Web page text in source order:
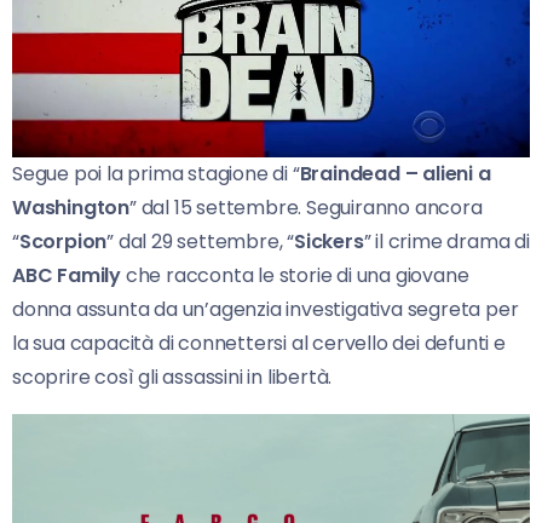
Segue poi la prima stagione di “Braindead – alieni a
Washington” dal 15 settembre. Seguiranno ancora
“Scorpion” dal 29 settembre, “Sickers” il crime drama di
ABC Familyche racconta le storie di una giovane
donna assunta da un’agenzia investigativa segreta per
la sua capacità di connettersi al cervello dei defunti e
scoprire così gli assassini in libertà.